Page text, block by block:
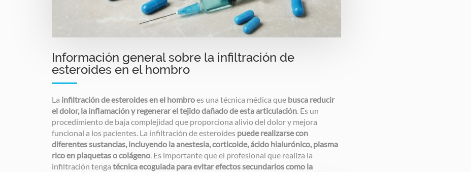
Información general sobre la infiltración de
esteroides en el hombro
La infiltración de esteroides en el hombroes una técnica médica que busca reducir
el dolor, la inflamación y regenerar el tejido dañado de esta articulación. Es un
procedimiento de baja complejidad que proporciona alivio del dolor y mejora
funcional a los pacientes. La infiltración de esteroides puede realizarse con
diferentes sustancias, incluyendo la anestesia, corticoide, ácido hialurónico, plasma
rico en plaquetas o colágeno. Es importante que el profesional que realiza la
infiltración tenga técnica ecoguiada para evitar efectos secundarios como la